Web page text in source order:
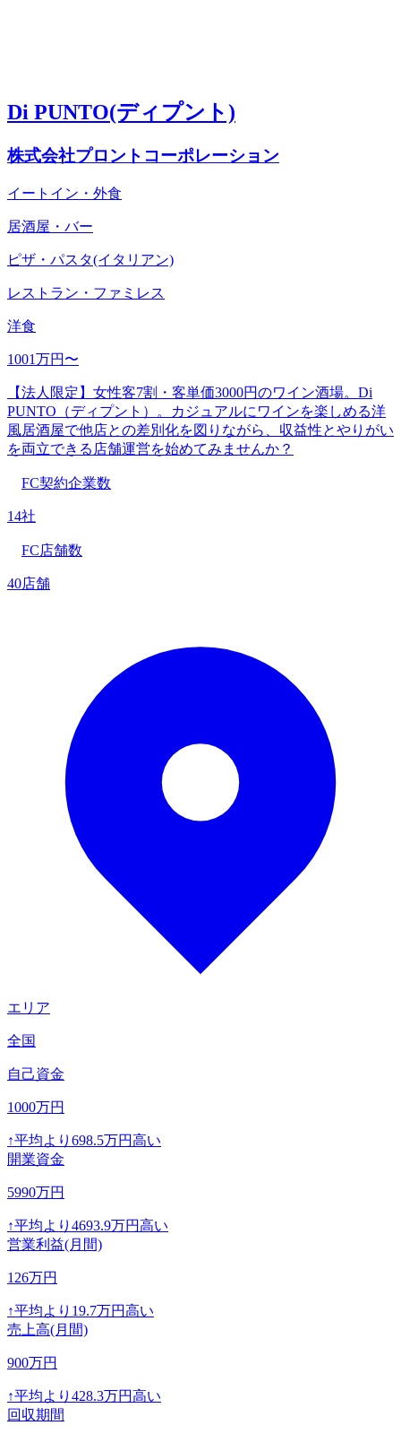
Di PUNTO(ディプント)
株式会社プロントコーポレーション
イートイン・外食
居酒屋・バー
ピザ・パスタ(イタリアン)
レストラン・ファミレス
洋食
1001万円〜
【法人限定】女性客7割・客単価3000円のワイン酒場。Di
PUNTO（ディプント）。カジュアルにワインを楽しめる洋
風居酒屋で他店との差別化を図りながら、収益性とやりがい
を両立できる店舗運営を始めてみませんか？
FC契約企業数
14社
FC店舗数
40店舗
エリア
全国
自己資金
1000万円
↑平均より 698.5万円高い
開業資金
5990万円
↑平均より 4693.9万円高い
営業利益(月間)
126万円
↑平均より 19.7万円高い
売上高(月間)
900万円
↑平均より 428.3万円高い
回収期間